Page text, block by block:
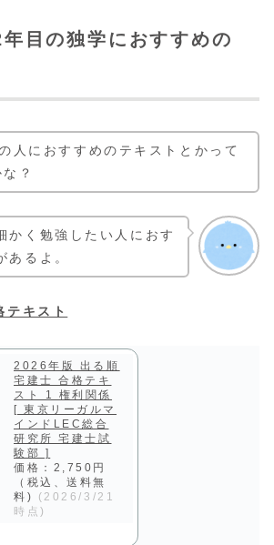
目の独学におすすめの
人におすすめのテキストとかって
？
かく勉強したい人におす
あるよ。
テキスト
2026年版 出る順
宅建士 合格テキ
スト 1 権利関係
[ 東京リーガルマ
インドLEC総合
研究所 宅建士試
験部 ]
価格：2,750円
（税込、送料無
料)
(2026/3/21
時点)